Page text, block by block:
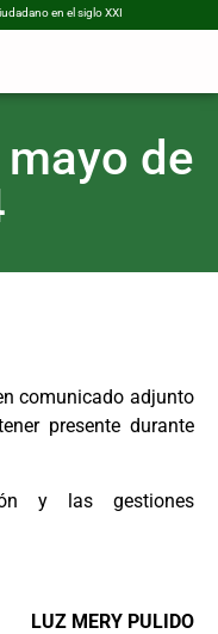
en el siglo XXI
de
comunicado adjunto
presente durante
y las gestiones
LUZ MERY PULIDO